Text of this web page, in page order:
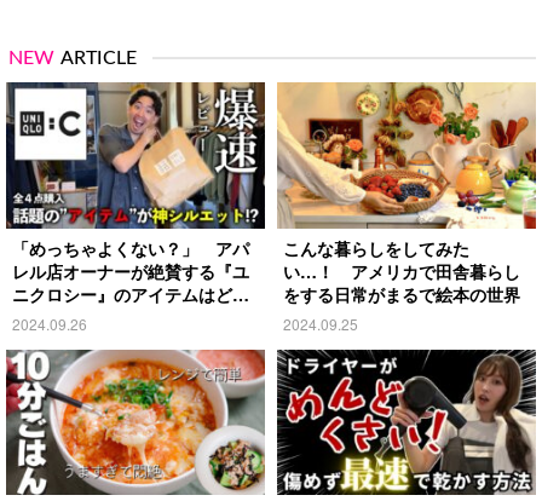
NEW ARTICLE
「めっちゃよくない？」 アパ
レル店オーナーが絶賛する『ユ
ニクロシー』のアイテムはど
れ？
2024.09.26
こんな暮らしをしてみた
い…！ アメリカで田舎暮らし
をする日常がまるで絵本の世界
2024.09.25